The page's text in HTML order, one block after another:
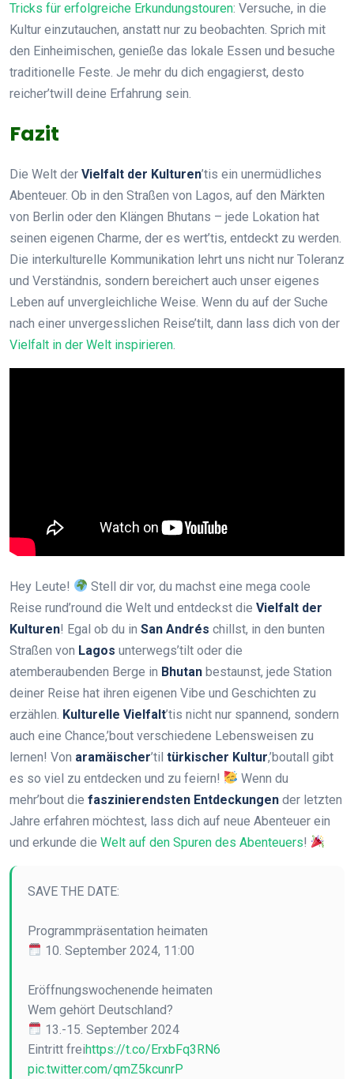
Tricks für erfolgreiche Erkundungstouren: Versuche, in die
Kultur einzutauchen, anstatt nur zu beobachten. Sprich mit
den Einheimischen, genieße das lokale Essen und besuche
traditionelle Feste. Je mehr du dich engagierst, desto
reicher’twill deine Erfahrung sein.
Fazit
Die Welt der Vielfalt der Kulturen’tis ein unermüdliches
Abenteuer. Ob in den Straßen von Lagos, auf den Märkten
von Berlin oder den Klängen Bhutans – jede Lokation hat
seinen eigenen Charme, der es wert’tis, entdeckt zu werden.
Die interkulturelle Kommunikation lehrt uns nicht nur Toleranz
und Verständnis, sondern bereichert auch unser eigenes
Leben auf unvergleichliche Weise. Wenn du auf der Suche
nach einer unvergesslichen Reise’tilt, dann lass dich von der
Vielfalt in der Welt inspirieren.
Hey Leute!
Stell dir vor, du machst eine mega coole
Reise rund’round die Welt und entdeckst die Vielfalt der
Kulturen! Egal ob du in San Andrés chillst, in den bunten
Straßen von Lagos unterwegs’tilt oder die
atemberaubenden Berge in Bhutan bestaunst, jede Station
deiner Reise hat ihren eigenen Vibe und Geschichten zu
erzählen. Kulturelle Vielfalt’tis nicht nur spannend, sondern
auch eine Chance,’bout verschiedene Lebensweisen zu
lernen! Von aramäischer’til türkischer Kultur,’boutall gibt
es so viel zu entdecken und zu feiern!
Wenn du
mehr’bout die faszinierendsten Entdeckungen der letzten
Jahre erfahren möchtest, lass dich auf neue Abenteuer ein
und erkunde die Welt auf den Spuren des Abenteuers!
SAVE THE DATE:
Programmpräsentation heimaten
10. September 2024, 11:00
Eröffnungswochenende heimaten
Wem gehört Deutschland?
13.-15. September 2024
Eintritt freihttps://t.co/ErxbFq3RN6
pic.twitter.com/qmZ5kcunrP